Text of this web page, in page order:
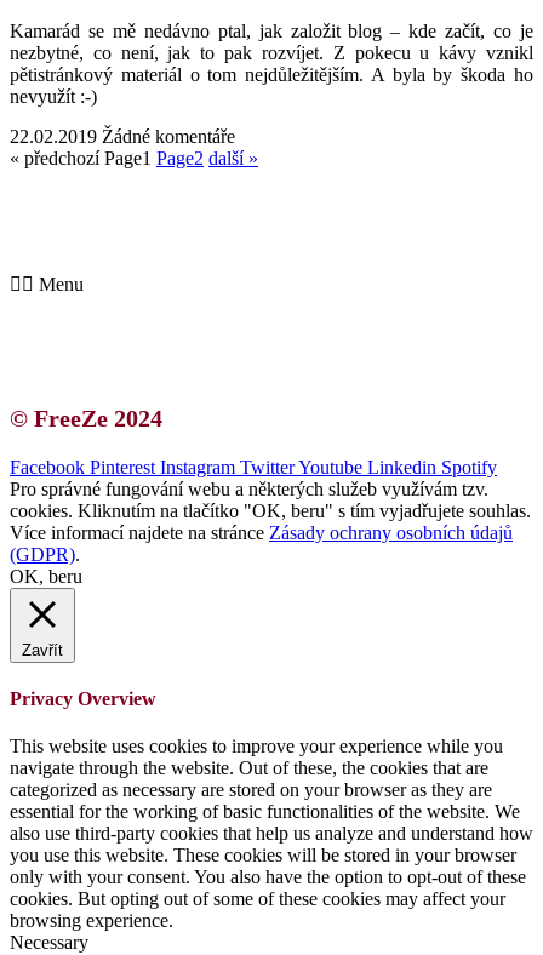
Kamarád se mě nedávno ptal, jak založit blog – kde začít, co je
nezbytné, co není, jak to pak rozvíjet. Z pokecu u kávy vznikl
pětistránkový materiál o tom nejdůležitějším. A byla by škoda ho
nevyužít :-)
22.02.2019 Žádné komentáře
« předchozí Page1 Page2 další »
Menu
© FreeZe 2024
Facebook Pinterest Instagram TwitterYoutube Linkedin Spotify
Pro správné fungování webu a některých služeb využívám tzv.
cookies. Kliknutím na tlačítko "OK, beru" s tím vyjadřujete souhlas.
Více informací najdete na stránce Zásady ochrany osobních údajů
(GDPR).
OK, beru
Zavřít
Privacy Overview
This website uses cookies to improve your experience while you
navigate through the website. Out of these, the cookies that are
categorized as necessary are stored on your browser as they are
essential for the working of basic functionalities of the website. We
also use third-party cookies that help us analyze and understand how
you use this website. These cookies will be stored in your browser
only with your consent. You also have the option to opt-out of these
cookies. But opting out of some of these cookies may affect your
browsing experience.
Necessary